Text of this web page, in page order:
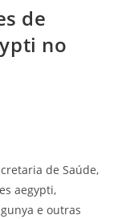
de
no
de Saúde,
aegypti,
e outras